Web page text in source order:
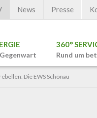
360°
Rund um
News Presse
Die EWS Schönau